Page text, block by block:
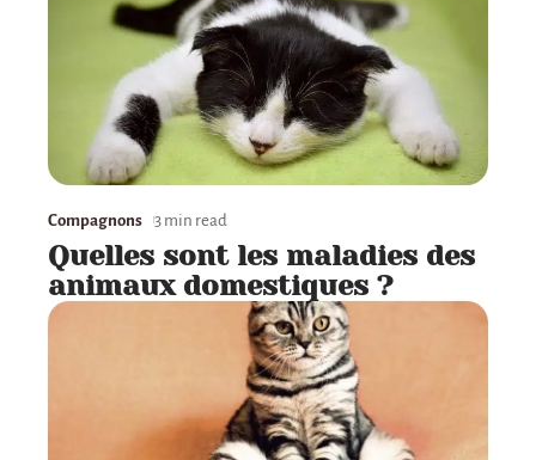
Compagnons 3 min read
Quelles sont les maladies des
animaux domestiques ?